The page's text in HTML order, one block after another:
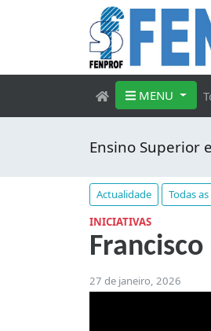
MENU
Ensino Superior
Actualidade
Todas
INICIATIVAS
27 de janeiro, 2026